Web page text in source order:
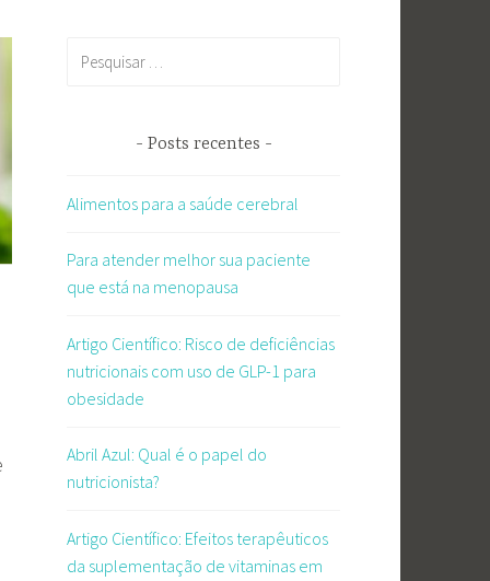
Posts recentes
Alimentos para a saúde cerebral
Para atender melhor sua paciente
que está na menopausa
Artigo Científico: Risco de deficiências
nutricionais com uso de GLP-1 para
obesidade
Abril Azul: Qual é o papel do
nutricionista?
Artigo Científico: Efeitos terapêuticos
da suplementação de vitaminas em